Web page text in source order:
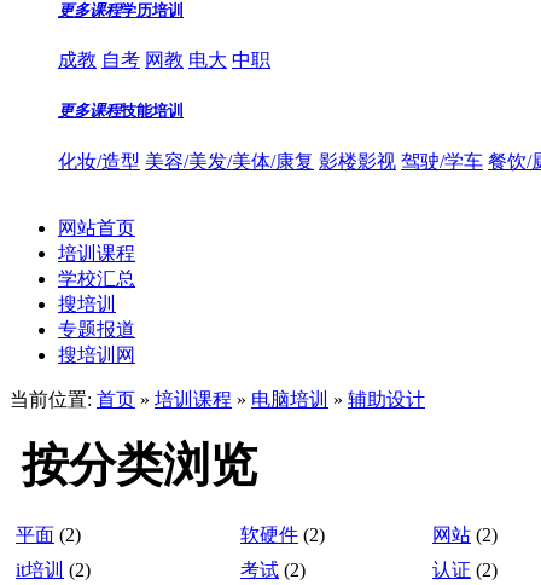
更多课程学历培训
成教 自考 网教 电大 中职
更多课程技能培训
化妆/造型 美容/美发/美体/康复 影楼影视 驾驶/学车 餐饮/
网站首页
培训课程
学校汇总
搜培训
专题报道
搜培训网
当前位置: 首页 » 培训课程 » 电脑培训 » 辅助设计
按分类浏览
平面 (2) 软硬件 (2) 网站 (2)
it培训 (2) 考试 (2) 认证 (2)